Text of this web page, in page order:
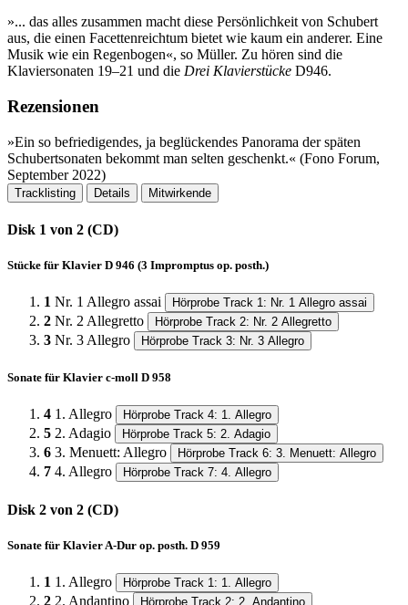
»... das alles zusammen macht diese Persönlichkeit von Schubert
aus, die einen Facettenreichtum bietet wie kaum ein anderer. Eine
Musik wie ein Regenbogen«, so Müller. Zu hören sind die
Klaviersonaten 19–21 und die Drei Klavierstücke D946.
Rezensionen
»Ein so befriedigendes, ja beglückendes Panorama der späten
Schubertsonaten bekommt man selten geschenkt.​« (Fono Forum,
September 2022)
Tracklisting Details Mitwirkende
Disk 1 von 2 (CD)
Stücke für Klavier D 946 (3 Impromptus op. posth.)
1 Nr. 1 Allegro assai Hörprobe Track 1: Nr. 1 Allegro assai
2 Nr. 2 Allegretto Hörprobe Track 2: Nr. 2 Allegretto
3 Nr. 3 Allegro Hörprobe Track 3: Nr. 3 Allegro
Sonate für Klavier c-moll D 958
4 1. Allegro Hörprobe Track 4: 1. Allegro
5 2. Adagio Hörprobe Track 5: 2. Adagio
6 3. Menuett: Allegro Hörprobe Track 6: 3. Menuett: Allegro
7 4. Allegro Hörprobe Track 7: 4. Allegro
Disk 2 von 2 (CD)
Sonate für Klavier A-Dur op. posth. D 959
1 1. Allegro Hörprobe Track 1: 1. Allegro
2 2. Andantino Hörprobe Track 2: 2. Andantino